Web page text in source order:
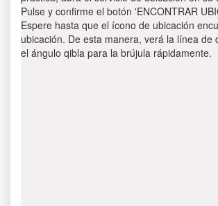
Pulse y confirme el botón 'ENCONTRAR
Espere hasta que el ícono de ubicación
ubicación. De esta manera, verá la línea de
el ángulo qibla para la brújula rápidamente.